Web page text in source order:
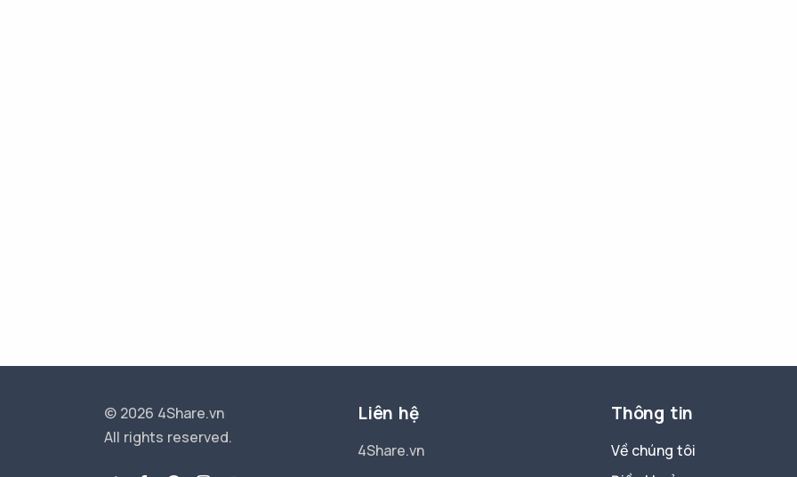
© 2026 4Share.vn
All rights reserved.
Liên hệ
4Share.vn
Thông tin
Về chúng tôi